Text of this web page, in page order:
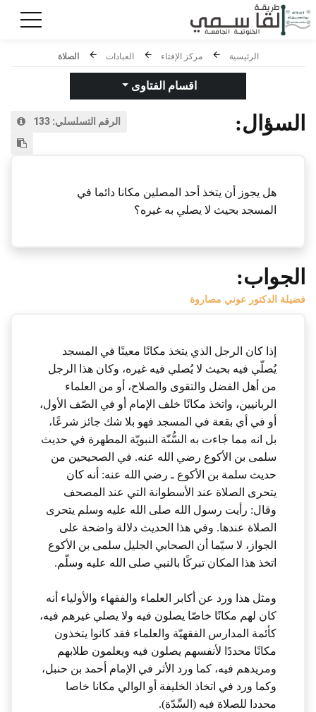
الرئيسية مركز الإفتاء العبادات الصلاة
اقسام الفتاوى
السؤال: الرقم التسلسلي: 133
هل يجوز أن يتخذ أحد المصلين مكانا دائما في
المسجد بحيث لا يصلي به غيره؟
الجواب:
فضيلة الدكتور عوني مصاروة
إذا كان الرجل الذي يتخذ مكانًا معينًا في المسجد
يُصلّي فيه بحيث لا يُصلي فيه غيره، وكان هذا الرجل
من أهل الفضل والتقوى والصلاح، أو من العلماء
الربانيين، واتخذ مكانًا خلف الإمام أو في الصّف الأول،
أو في أي بقعة في المسجد فهو بلا شك جائز شرعًا،
بل انه مما جاءت به السُّنّة النبويّة المطهرة في حديث
سلمى بن الأكوع رضي الله عنه. في الصحيحين من
حديث سلمة بن الأكوع ـ رضي الله عنه: أنه كان
يتحرى الصلاة عند الأسطوانة التي عند المصحف
وقال: رأيت رسول الله صلى الله عليه وسلم يتحرى
الصلاة عندها. وفي هذا الحديث دلالة واضحة على
الجواز، لا سيّما أن الصحابي الجليل سلمى بن الأكوع
اتخذ هذا المكان تبركًا بالنبي صلى الله عليه وسلّم.
ومثل هذا ورد عن أكابر العلماء والفقهاء والأولياء أنه
كان لهم مكانًا خاصّا يصلون فيه ولا يصلي غيرهم فيه،
كأئمة المدارس الفقهيّة والعلماء فقد كانوا يتخذون
مكانًا محددًا لأنفسهم يصلون فيه ويعلمون طلابهم
ومريدهم فيه، كما ورد الأثر في الإمام أحمد بن حنبل،
وكما ورد في اتخاذ الخليفة أو الوالي مكانا خاصا
محددا للصلاة فيه (السِّدّة).